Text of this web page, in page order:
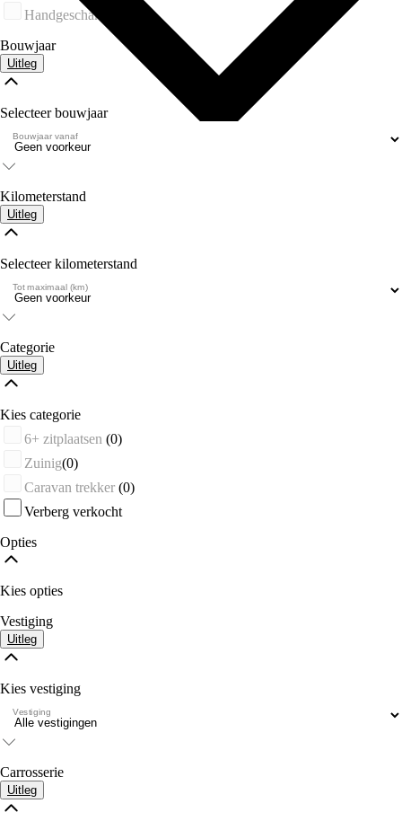
Handgeschakeld
Bouwjaar
Uitleg
Selecteer bouwjaar
Bouwjaar vanaf
Kilometerstand
Uitleg
Selecteer kilometerstand
Tot maximaal (km)
Categorie
Uitleg
Kies categorie
6+ zitplaatsen (0)
Zuinig(0)
Caravan trekker (0)
Verberg verkocht
Opties
Kies opties
Vestiging
Uitleg
Kies vestiging
Vestiging
Carrosserie
Uitleg